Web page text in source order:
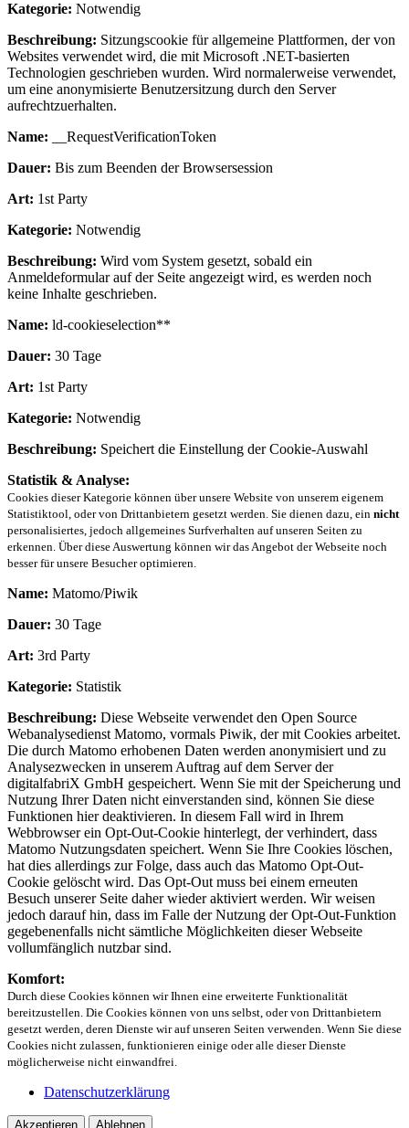
Kategorie: Notwendig
Beschreibung: Sitzungscookie für allgemeine Plattformen, der von
Websites verwendet wird, die mit Microsoft .NET-basierten
Technologien geschrieben wurden. Wird normalerweise verwendet,
um eine anonymisierte Benutzersitzung durch den Server
aufrechtzuerhalten.
Name: __RequestVerificationToken
Dauer: Bis zum Beenden der Browsersession
Art: 1st Party
Kategorie: Notwendig
Beschreibung: Wird vom System gesetzt, sobald ein
Anmeldeformular auf der Seite angezeigt wird, es werden noch
keine Inhalte geschrieben.
Name: ld-cookieselection**
Dauer: 30 Tage
Art: 1st Party
Kategorie: Notwendig
Beschreibung: Speichert die Einstellung der Cookie-Auswahl
Statistik & Analyse:
Cookies dieser Kategorie können über unsere Website von unserem eigenem
Statistiktool, oder von Drittanbietern gesetzt werden. Sie dienen dazu, ein nicht
personalisiertes, jedoch allgemeines Surfverhalten auf unseren Seiten zu
erkennen. Über diese Auswertung können wir das Angebot der Webseite noch
besser für unsere Besucher optimieren.
Name: Matomo/Piwik
Dauer: 30 Tage
Art: 3rd Party
Kategorie: Statistik
Beschreibung: Diese Webseite verwendet den Open Source
Webanalysedienst Matomo, vormals Piwik, der mit Cookies arbeitet.
Die durch Matomo erhobenen Daten werden anonymisiert und zu
Analysezwecken in unserem Auftrag auf dem Server der
digitalfabriX GmbH gespeichert. Wenn Sie mit der Speicherung und
Nutzung Ihrer Daten nicht einverstanden sind, können Sie diese
Funktionen hier deaktivieren. In diesem Fall wird in Ihrem
Webbrowser ein Opt-Out-Cookie hinterlegt, der verhindert, dass
Matomo Nutzungsdaten speichert. Wenn Sie Ihre Cookies löschen,
hat dies allerdings zur Folge, dass auch das Matomo Opt-Out-
Cookie gelöscht wird. Das Opt-Out muss bei einem erneuten
Besuch unserer Seite daher wieder aktiviert werden. Wir weisen
jedoch darauf hin, dass im Falle der Nutzung der Opt-Out-Funktion
gegebenenfalls nicht sämtliche Möglichkeiten dieser Webseite
vollumfänglich nutzbar sind.
Komfort:
Durch diese Cookies können wir Ihnen eine erweiterte Funktionalität
bereitzustellen. Die Cookies können von uns selbst, oder von Drittanbietern
gesetzt werden, deren Dienste wir auf unseren Seiten verwenden. Wenn Sie diese
Cookies nicht zulassen, funktionieren einige oder alle dieser Dienste
möglicherweise nicht einwandfrei.
Datenschutzerklärung
Akzeptieren Ablehnen